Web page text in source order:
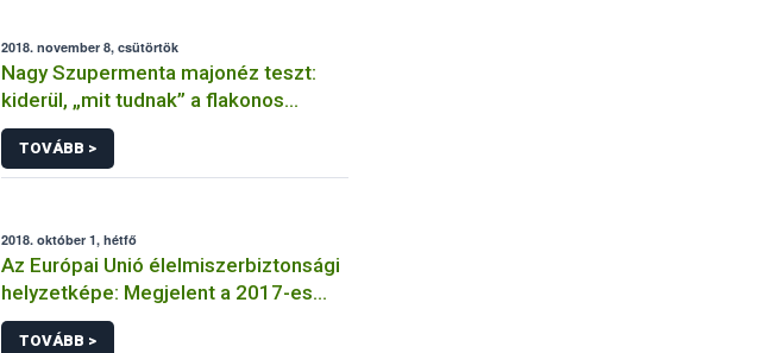
2018. november 8, csütörtök
Nagy Szupermenta majonéz teszt:
kiderül, „mit tudnak” a flakonos
mártások
TOVÁBB >
2018. október 1, hétfő
Az Európai Unió élelmiszerbiztonsági
helyzetképe: Megjelent a 2017-es
RASFF jelentés
TOVÁBB >